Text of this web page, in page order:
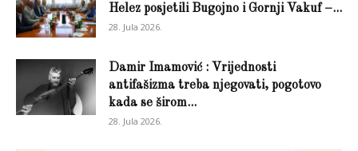
Helez posjetili Bugojno i Gornji Vakuf –...
28. Jula 2026.
Damir Imamović : Vrijednosti
antifašizma treba njegovati, pogotovo
kada se širom...
28. Jula 2026.